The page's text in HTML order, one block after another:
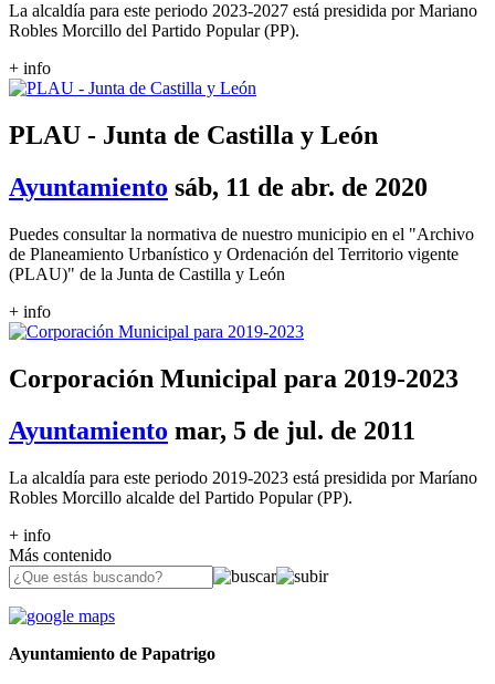
La alcaldía para este periodo 2023-2027 está presidida por Mariano
Robles Morcillo del Partido Popular (PP).
+ info
PLAU - Junta de Castilla y León
Ayuntamiento sáb, 11 de abr. de 2020
Puedes consultar la normativa de nuestro municipio en el "Archivo
de Planeamiento Urbanístico y Ordenación del Territorio vigente
(PLAU)" de la Junta de Castilla y León
+ info
Corporación Municipal para 2019-2023
Ayuntamiento mar, 5 de jul. de 2011
La alcaldía para este periodo 2019-2023 está presidida por Maríano
Robles Morcillo alcalde del Partido Popular (PP).
+ info
Más contenido
Ayuntamiento de Papatrigo